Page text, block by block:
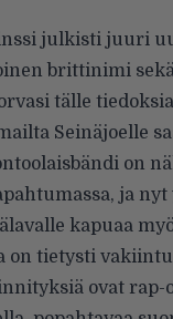
julkisti juuri
brittinimi
tälle
Seinäjoelle
on
ja
kapuaa
on tietysti
ovat rap-